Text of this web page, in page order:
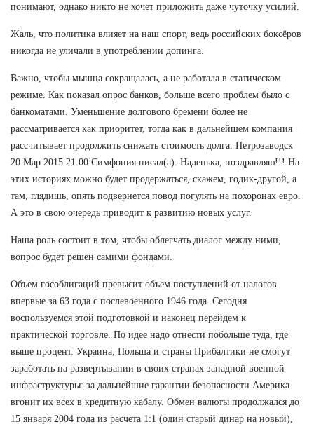
понимают, однако никто не хочет приложить даже чуточку усилий.
Жаль, что политика влияет на наш спорт, ведь российских боксёров
никогда не уличали в употреблении допинга.
Важно, чтобы мышца сокращалась, а не работала в статическом
режиме. Как показал опрос банков, больше всего проблем было с
банкоматами. Уменьшение долгового бремени более не
рассматривается как приоритет, тогда как в дальнейшем компания
рассчитывает продолжить снижать стоимость долга. Петрозаводск
20 Мар 2015 21:00 Симфония писал(а): Наденька, поздравляю!!! На
этих историях можно будет продержаться, скажем, годик-другой, а
там, глядишь, опять подвернется повод погулять на похоронах евро.
А это в свою очередь приводит к развитию новых услуг.
Наша роль состоит в том, чтобы облегчать диалог между ними,
вопрос будет решен самими фондами.
Объем гособлигаций превысит объем поступлений от налогов
впервые за 63 года с послевоенного 1946 года. Сегодня
воспользуемся этой подготовкой и наконец перейдем к
практической торговле. По идее надо отнести побольше туда, где
выше процент. Украина, Польша и страны Прибалтики не смогут
заработать на развертывании в своих странах западной военной
инфраструктуры: за дальнейшие гарантии безопасности Америка
вгонит их всех в кредитную кабалу. Обмен валюты продолжался до
15 января 2004 года из расчета 1:1 (один старый динар на новый),